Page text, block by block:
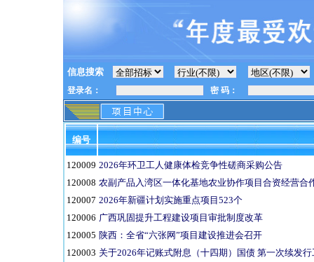
信息搜索
编号
120009 2026年环卫工人健康体检竞争性磋商采购公告
120008 农副产品入湾区一体化基地农业协作项目合资经营合
120007 2026年新疆计划实施重点项目523个
120006 广西巩固提升工程建设项目审批制度改革
120005 陕西：全省“六张网”项目建设推进会召开
120003 关于2026年记账式附息（十四期）国债 第一次续发